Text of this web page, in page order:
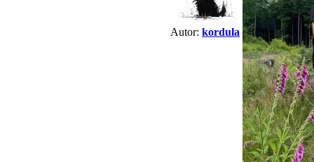
Autor: kordula